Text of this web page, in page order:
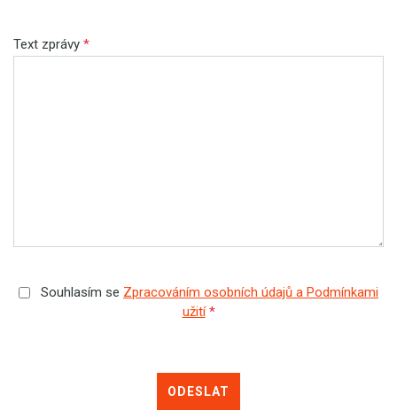
Text zprávy *
Souhlasím se Zpracováním osobních údajů a Podmínkami
užití *
ODESLAT